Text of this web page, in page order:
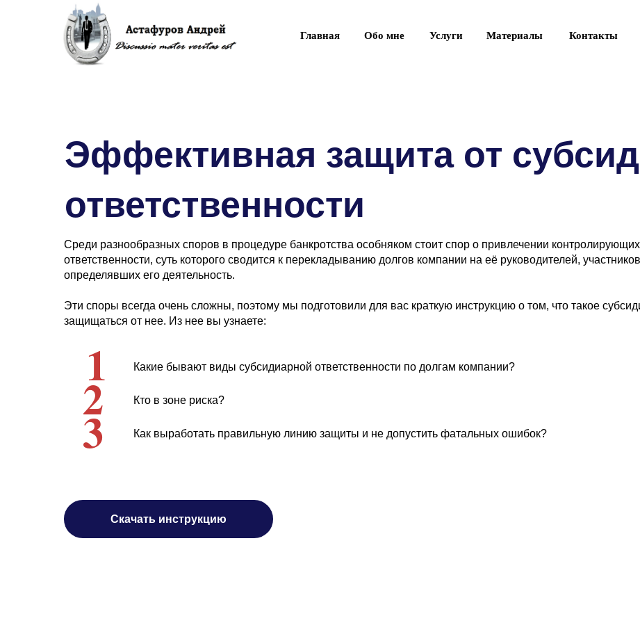
Контакты
Материалы
Услуги
Обо мне
Главная
Какие бывают виды субсидиарной ответственности по долгам компании?
Кто в зоне риска?
Как выработать правильную линию защиты и не допустить фатальных ошибок?
Скачать инструкцию
3
1
2
Среди разнообразных споров в процедуре банкротства особняком стоит спор о привлечении
ответственности, суть которого сводится к перекладыванию долгов компании на её руководителей,
определявших его деятельность.
Эти споры всегда очень сложны, поэтому мы подготовили для вас краткую инструкцию о том, что такое
защищаться от нее. Из нее вы узнаете:
Эффективная защита от
ответственности